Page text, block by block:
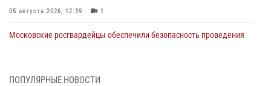
05 августа 2026, 12:39 1
Московские росгвардейцы обеспечили безопасность проведения
ПОПУЛЯРНЫЕ НОВОСТИ